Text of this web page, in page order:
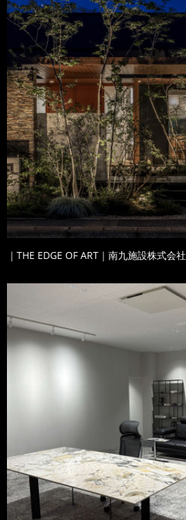
｜THE EDGE OF ART｜南九施設株式会社